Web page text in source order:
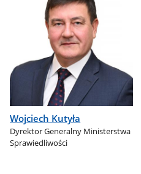
Wojciech Kutyła
Dyrektor Generalny Ministerstwa
Sprawiedliwości